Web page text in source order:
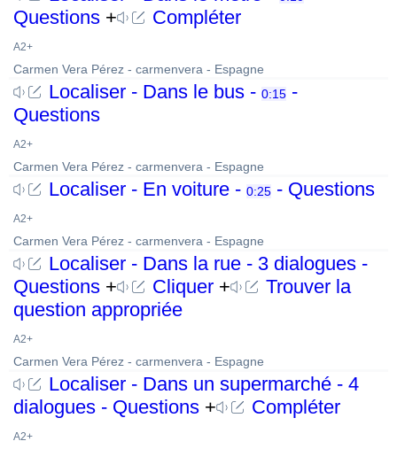
Questions + Compléter
A2+
Carmen Vera Pérez - carmenvera - Espagne
Localiser - Dans le bus - 0:15-
Questions
A2+
Carmen Vera Pérez - carmenvera - Espagne
Localiser - En voiture - 0:25- Questions
A2+
Carmen Vera Pérez - carmenvera - Espagne
Localiser - Dans la rue - 3 dialogues -
Questions + Cliquer +
Trouver la
question appropriée
A2+
Carmen Vera Pérez - carmenvera - Espagne
Localiser - Dans un supermarché - 4
dialogues - Questions + Compléter
A2+